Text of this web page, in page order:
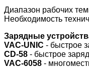
Диапазон рабочих
Необходимость
Зарядные
VAC-UNIC - быстрое
CD-58 - быстрое
VAC-6058 -